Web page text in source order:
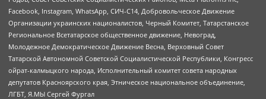
Facebook, Instagram, WhatsApp, СИЧ-С14, Добровольческое Движение
Организации украинских националистов, Черный Комитет, Татарстанское
Региональное Всетатарское общественное движение, Невоград,
Молодежное Демократическое Движение Весна, Верховный Совет
Татарской Автономной Советской Социалистической Республики, Конгресс
ойрат-калмыцкого народа, Исполнительный комитет совета народных
депутатов Красноярского края, Этническое национальное объединение,
ЛГБТ, Я.МЫ Сергей Фургал